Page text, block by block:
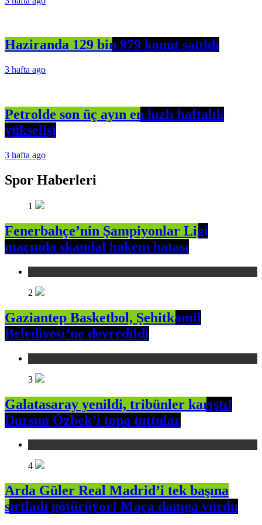
Haziranda 129 bin 979 konut satıldı
3 hafta ago
Petrolde son üç ayın en hızlı haftalık
yükselişi
3 hafta ago
Spor Haberleri
1
Fenerbahçe’nin Şampiyonlar Ligi
maçında skandal hakem hatası
2
Gaziantep Basketbol, Şehitkamil
Belediyesi’ne devredildi
3
Galatasaray yenildi, tribünler karıştı!
Dursun Özbek’i topa tuttular
4
Arda Güler Real Madrid’i tek başına
sırtladı götürüyor! Maça damga vurdu